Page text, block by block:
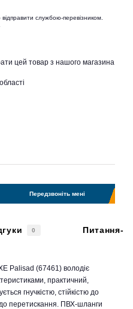
службою-перевізником.
цей товар з нашого магазина
Передзвоніть мені
0 Питання-
Palisad (67461) володіє
практичний,
гнучкістю, стійкістю до
до перетискання. ПВХ-шланги